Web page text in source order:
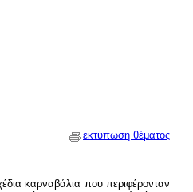
εκτύπωση θέματος
καρναβάλια που περιφέρονταν